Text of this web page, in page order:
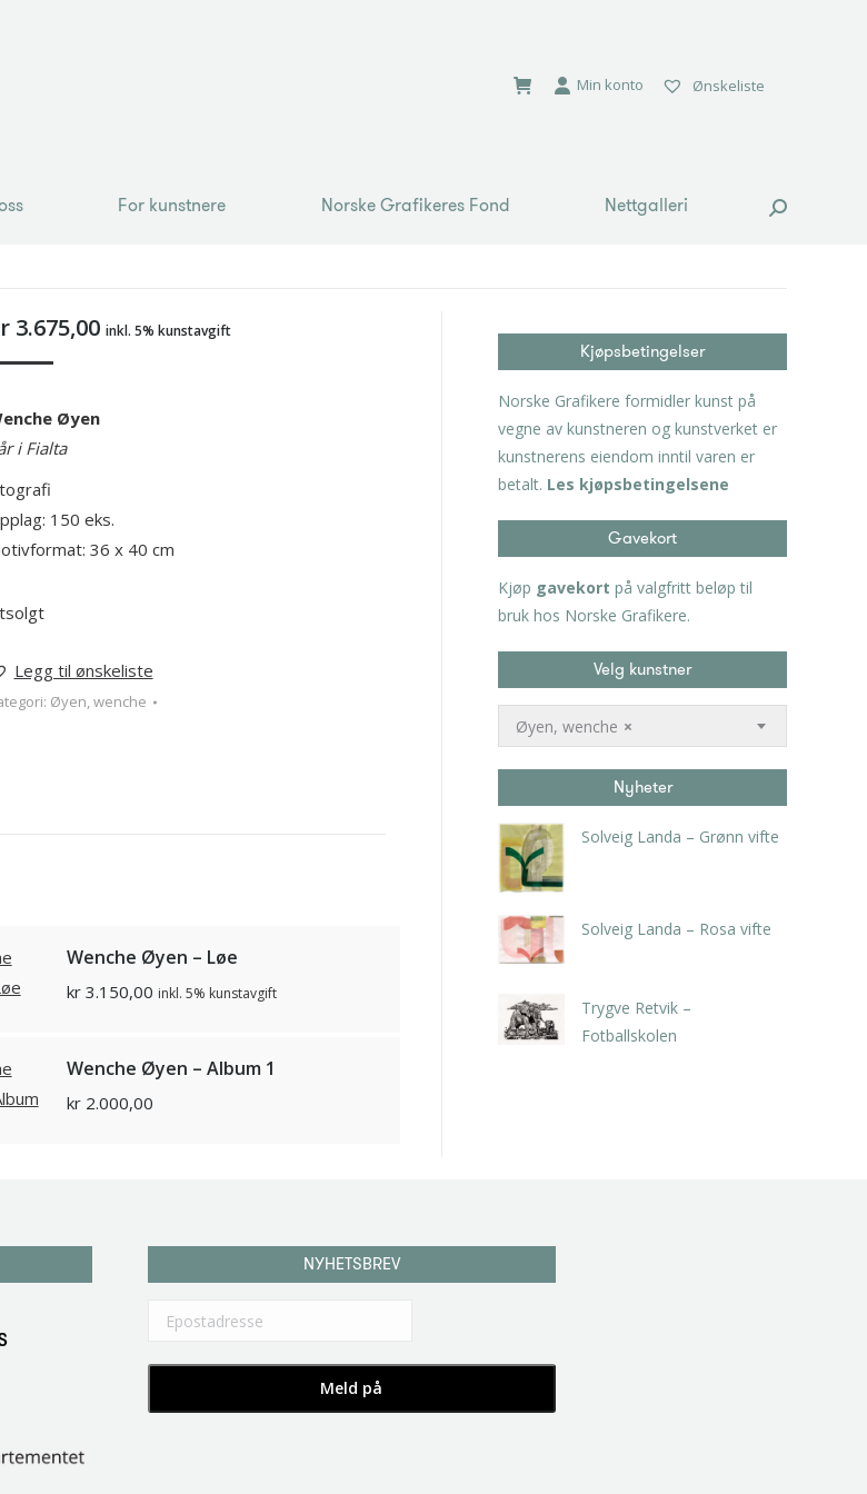
Min konto Ønskeliste
For kunstnere Norske Grafikeres Fond Nettgalleri Search:
3.675,00 inkl. 5% kunstavgift
Øyen
i Fialta
150 eks.
36 x 40 cm
Legg til ønskeliste
Øyen, wenche
Wenche Øyen – Løe
kr3.150,00 inkl. 5% kunstavgift
Wenche Øyen – Album 1
kr2.000,00
Kjøpsbetingelser
Norske Grafikere formidler kunst på
vegne av kunstneren og kunstverket er
kunstnerens eiendom inntil varen er
betalt. Les kjøpsbetingelsene
Gavekort
Kjøp gavekort på valgfritt beløp til
bruk hos Norske Grafikere.
Velg kunstner
×
Øyen, wenche
Nyheter
Solveig Landa – Grønn vifte
Solveig Landa – Rosa vifte
Trygve Retvik –
Fotballskolen
NYHETSBREV